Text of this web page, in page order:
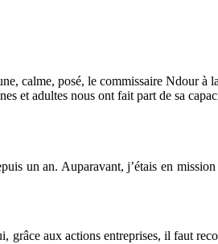
calme, posé, le commissaire Ndour à
et adultes nous ont fait part de sa
un an. Auparavant, j’étais en
grâce aux actions entreprises, il faut